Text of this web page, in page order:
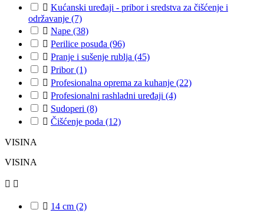
 Kućanski uređaji - pribor i sredstva za čišćenje i
održavanje (7)
 Nape (38)
 Perilice posuđa (96)
 Pranje i sušenje rublja (45)
 Pribor(1)
 Profesionalna oprema za kuhanje (22)
 Profesionalni rashladni uređaji (4)
 Sudoperi (8)
 Čišćenje poda (12)
VISINA
VISINA
 
 14 cm (2)